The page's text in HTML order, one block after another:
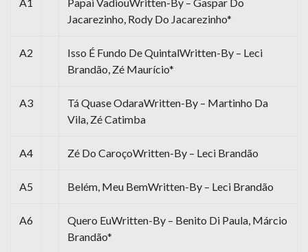
Jacarezinho, Rody Do Jacarezinho*
A2
Isso É Fundo De QuintalWritten-By – Leci
Brandão, Zé Maurício*
A3
Tá Quase OdaraWritten-By – Martinho Da
Vila, Zé Catimba
A4 Zé Do CaroçoWritten-By – Leci Brandão
A5 Belém, Meu BemWritten-By – Leci Brandão
A6
Quero EuWritten-By – Benito Di Paula, Márcio
Brandão*